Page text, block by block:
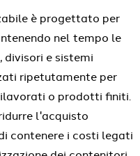
è progettato per
nel tempo le
e sistemi
ripetutamente per
o prodotti finiti.
l'acquisto
contenere i costi legati